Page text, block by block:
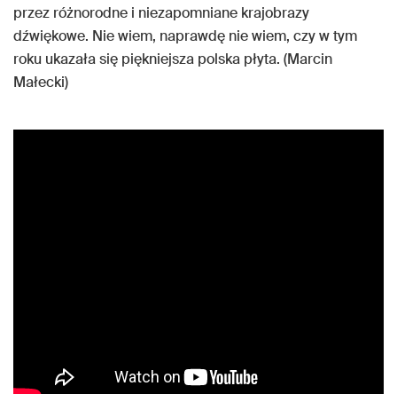
przez różnorodne i niezapomniane krajobrazy
dźwiękowe. Nie wiem, naprawdę nie wiem, czy w tym
roku ukazała się piękniejsza polska płyta. (Marcin
Małecki)